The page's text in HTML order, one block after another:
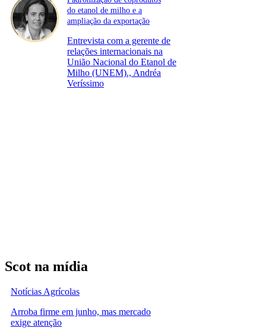
do etanol de milho e a
ampliação da exportação
Entrevista com a gerente de
relações internacionais na
União Nacional do Etanol de
Milho (UNEM)., Andréa
Veríssimo
Scot na mídia
Notícias Agrícolas
Arroba firme em junho, mas mercado
exige atenção